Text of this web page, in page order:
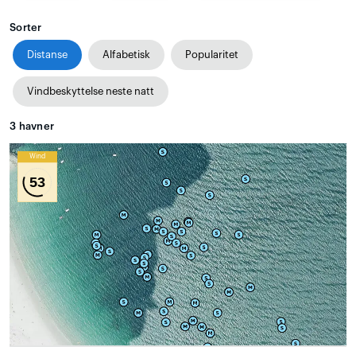
Sorter
Distanse Alfabetisk Popularitet
Vindbeskyttelse neste natt
3 havner
Wind
53